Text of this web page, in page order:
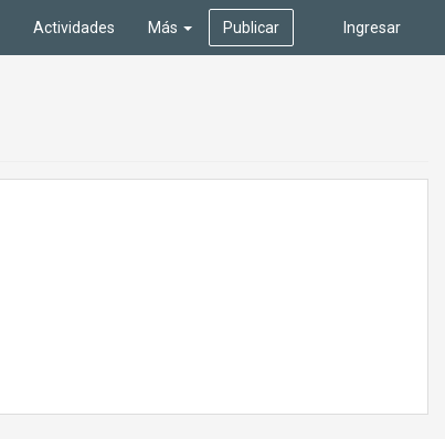
Ingresar
Actividades Más Publicar